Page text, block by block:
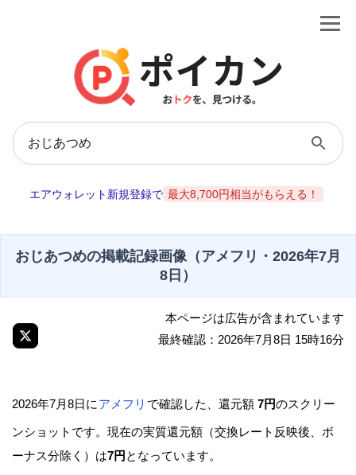
エアウォレット新規登録で 最大8,700円相当がもらえる！
おじあつめの掲載記録画像（アメフリ・2026年7月
8日）
本ページは広告が含まれています
最終確認：2026年7月8日 15時16分
2026年7月8日に アメフリ で確認した、還元額 7円のスクリー
ンショットです。現在の実質還元額（交換レート反映後、ボ
ーナス分除く）は7円 となっています。